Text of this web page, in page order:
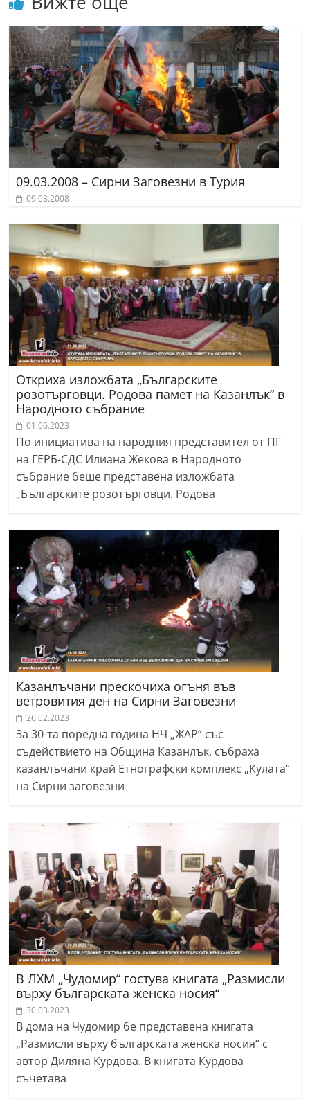
09.03.2008 – Сирни Заговезни в Турия
09.03.2008
Откриха изложбата „Българските
розотърговци. Родова памет на Казанлък“ в
Народното събрание
01.06.2023
По инициатива на народния представител от ПГ
на ГЕРБ-СДС Илиана Жекова в Народното
събрание беше представена изложбата
„Българските розотърговци. Родова
Казанлъчани прескочиха огъня във
ветровития ден на Сирни Заговезни
26.02.2023
За 30-та поредна година НЧ „ЖАР“ със
съдействието на Община Казанлък, събраха
казанлъчани край Етнографски комплекс „Кулата“
на Сирни заговезни
В ЛХМ „Чудомир“ гостува книгата „Размисли
върху българската женска носия“
30.03.2023
В дома на Чудомир бе представена книгата
„Размисли върху българската женска носия“ с
автор Диляна Курдова. В книгата Курдова
съчетава